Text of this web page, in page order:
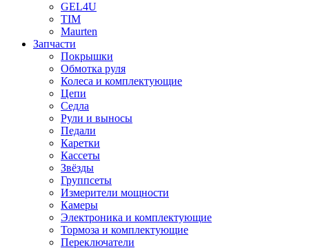
GEL4U
TIM
Maurten
Запчасти
Покрышки
Обмотка руля
Колеса и комплектующие
Цепи
Седла
Рули и выносы
Педали
Каретки
Кассеты
Звёзды
Группсеты
Измерители мощности
Камеры
Электроника и комплектующие
Тормоза и комплектующие
Переключатели